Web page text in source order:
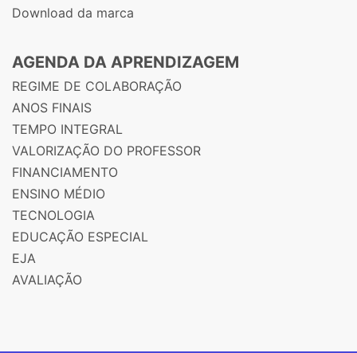
Download da marca
AGENDA DA APRENDIZAGEM
REGIME DE COLABORAÇÃO
ANOS FINAIS
TEMPO INTEGRAL
VALORIZAÇÃO DO PROFESSOR
FINANCIAMENTO
ENSINO MÉDIO
TECNOLOGIA
EDUCAÇÃO ESPECIAL
EJA
AVALIAÇÃO